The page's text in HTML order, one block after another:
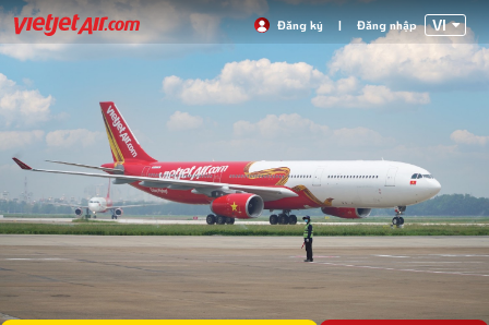
Đăng ký | Đăng nhập VI